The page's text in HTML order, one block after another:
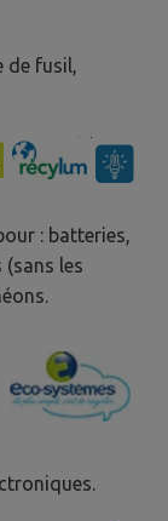
de fusil,
: batteries,
(sans les